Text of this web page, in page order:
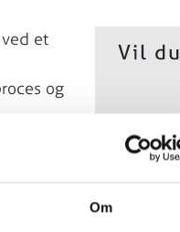
Om
et
og
med
Vil